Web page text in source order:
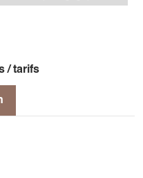
/ tarifs